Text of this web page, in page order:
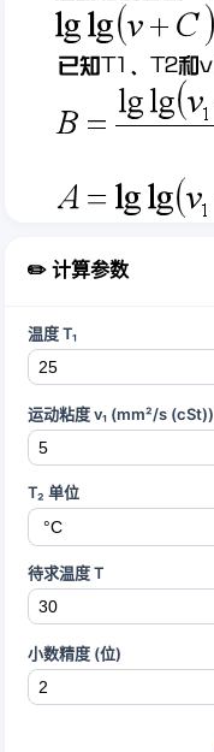
✏️ 计算参数
温度 T₁
运动粘度 v₁ (mm²/s (cSt))
T₂ 单位
待求温度 T
小数精度 (位)